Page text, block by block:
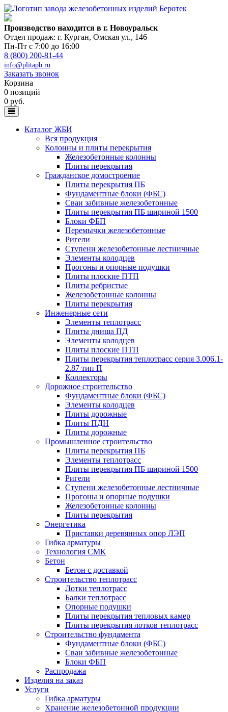
Производство находится в г. Новоуральск
Отдел продаж: г. Курган, Омская ул., 146
Пн-Пт с 7:00 до 16:00
8 (800) 200-81-44
info@plitapb.ru
Заказать звонок
Корзина
0 позиций
0 руб.
Каталог ЖБИ
Вся продукция
Колонны и плиты перекрытия
Железобетонные колонны
Плиты перекрытия
Гражданское домостроение
Плиты перекрытия ПБ
Фундаментные блоки (ФБС)
Сваи забивные железобетонные
Плиты перекрытия ПБ шириной 1500
Блоки ФБП
Перемычки железобетонные
Ригели
Ступени железобетонные лестничные
Элементы колодцев
Прогоны и опорные подушки
Плиты плоские ПТП
Плиты ребристые
Железобетонные колонны
Плиты перекрытия
Инженерные сети
Элементы теплотрасс
Плиты днища ПД
Элементы колодцев
Плиты плоские ПТП
Плиты перекрытия теплотрасс серия 3.006.1-
2.87 тип П
Коллекторы
Дорожное строительство
Фундаментные блоки (ФБС)
Элементы колодцев
Плиты дорожные
Плиты ПДН
Плиты дорожные
Промышленное строительство
Плиты перекрытия ПБ
Элементы теплотрасс
Плиты перекрытия ПБ шириной 1500
Ригели
Ступени железобетонные лестничные
Прогоны и опорные подушки
Железобетонные колонны
Плиты перекрытия
Энергетика
Приставки деревянных опор ЛЭП
Гибка арматуры
Технология СМК
Бетон
Бетон с доставкой
Строительство теплотрасс
Лотки теплотрасс
Балки теплотрасс
Опорные подушки
Плиты перекрытия тепловых камер
Плиты перекрытия лотков теплотрасс
Строительство фундамента
Фундаментные блоки (ФБС)
Сваи забивные железобетонные
Блоки ФБП
Распродажа
Изделия на заказ
Услуги
Гибка арматуры
Хранение железобетонной продукции